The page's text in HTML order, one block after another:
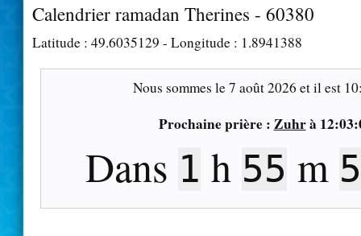
Calendrier ramadan Therines - 60380
Latitude : 49.6035129 - Longitude : 1.8941388
Nous sommes le7 août 2026 et il est
Prochaine prière : Zuhrà
Dans 1 h 55 m